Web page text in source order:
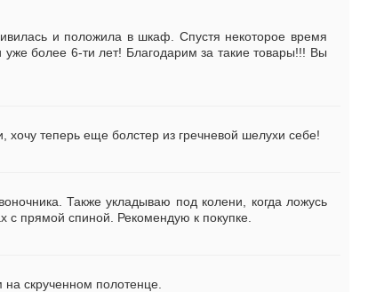
и положила в шкаф. Спустя некоторое время
более 6-ти лет! Благодарим за такие товары!!! Вы
теперь еще болстер из гречневой шелухи себе!
Также укладываю под колени, когда ложусь
с прямой спиной. Рекомендую к покупке.
скрученном полотенце.